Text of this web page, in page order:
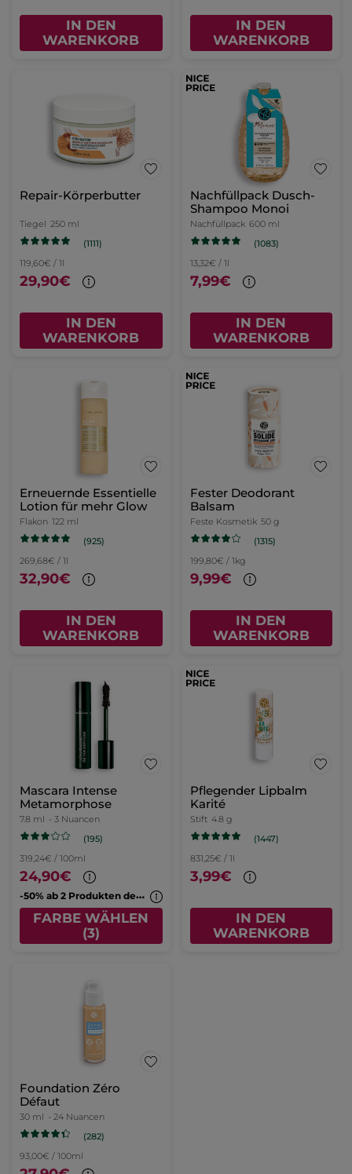
IN DEN
WARENKORB
IN DEN
WARENKORB
Repair-Körperbutter
Tiegel 250 ml
(1111)
119,60€ / 1l
29,90€
IN DEN
WARENKORB
Nachfüllpack Dusch-
Shampoo Monoi
Nachfüllpack 600 ml
(1083)
13,32€ / 1l
7,99€
IN DEN
WARENKORB
Erneuernde Essentielle
Lotion für mehr Glow
Flakon 122 ml
(925)
269,68€ / 1l
32,90€
IN DEN
WARENKORB
Fester Deodorant
Balsam
Feste Kosmetik 50 g
(1315)
199,80€ / 1kg
9,99€
IN DEN
WARENKORB
Mascara Intense
Metamorphose
7.8 ml - 3 Nuancen
(195)
319,24€ / 100ml
24,90€
-
50% ab 2 Produkten deiner Wahl
FARBE WÄHLEN
(3)
Pflegender Lipbalm
Karité
Stift 4.8 g
(1447)
831,25€ / 1l
3,99€
IN DEN
WARENKORB
Foundation Zéro
Défaut
30 ml - 24 Nuancen
(282)
93,00€ / 100ml